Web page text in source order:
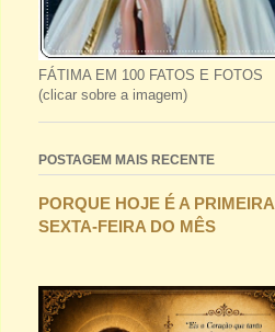
FÁTIMA EM 100 FATOS E FOTOS
(clicar sobre a imagem)
POSTAGEM MAIS RECENTE
PORQUE HOJE É A PRIMEIRA
SEXTA-FEIRA DO MÊS